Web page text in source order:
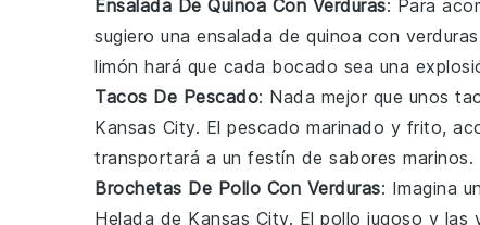
Ensalada De Quinoa Con Verduras: Para
sugiero una ensalada de quinoa con verduras
limón hará que cada bocado sea una
Tacos De Pescado: Nada mejor que unos
Kansas City. El pescado marinado y frito,
transportará a un festín de sabores marinos.
Brochetas De Pollo Con Verduras: Imagina
Helada de Kansas City. El pollo jugoso y las